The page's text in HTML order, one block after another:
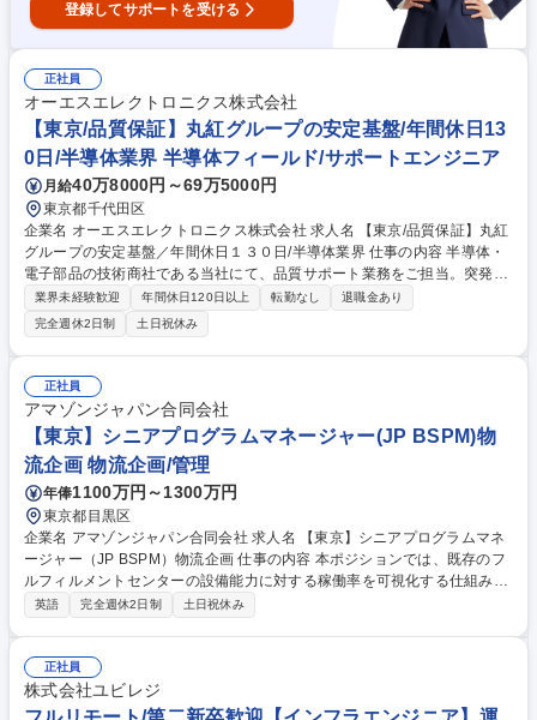
登録してサポートを受ける
正社員
オーエスエレクトロニクス株式会社
【東京/品質保証】丸紅グループの安定基盤/年間休日13
0日/半導体業界 半導体フィールド/サポートエンジニア
月給40万8000円～69万5000円
東京都千代田区
企業名 オーエスエレクトロニクス株式会社 求人名 【東京/品質保証】丸紅
グループの安定基盤／年間休日１３０日/半導体業界 仕事の内容 半導体・
電子部品の技術商社である当社にて、品質サポート業務をご担当。突発的
な呼び出しや土日対応はほぼなく、営業を通すルールが徹底された環境
で、製品のクオリティ維持と顧客の信頼獲得に貢献します。 【業務詳細】
■半導体の品質サポート■製品不良発生時の対応■不良解析レポートのサポ
ート（顧客への説明、説明資料作成）■顧客と仕入先の間のコミュニケー
ション・調整■工場監査サポート■PCNサポート■環境調査サポート■品質
視点からのプロモーション 【仕事の魅力】総合商社丸紅の完全子会社なら
ではの盤石な基盤のもとワークライフバランスを保ちながら、技術商社の
要となる品質管理体制を支えるやりがいがあります。 募集職種 【東京/品
質保証】丸紅グループの安定基盤／年間休日１３０日/半導体業界
業界未経験歓迎 年間休日120日以上 転勤なし
退職金あり
完全週休2日制
土日祝休み
正社員
アマゾンジャパン合同会社
【東京】シニアプログラムマネージャー(JP BSPM)物
流企画 物流企画/管理
年俸1100万円～1300万円
東京都目黒区
企業名 アマゾンジャパン合同会社 求人名 【東京】シニアプログラムマネ
ージャー（JP BSPM）物流企画 仕事の内容 本ポジションでは、既存のフ
ルフィルメントセンターの設備能力に対する稼働率を可視化する仕組みを
構築し、稼働率を最大化することでコスト効率の高いネットワーク運営を
ndのプロセスを分析、複数あるオプションから最適な建物、ソリューショ
ンを提案してコスト、スピードの改善を実現します。 【業務詳細】既存F
Cの設備能力に対する実際の稼働率を定量的に把握するためのデータ収
英語 完全週休2日制 土日祝休み
正社員
株式会社ユビレジ